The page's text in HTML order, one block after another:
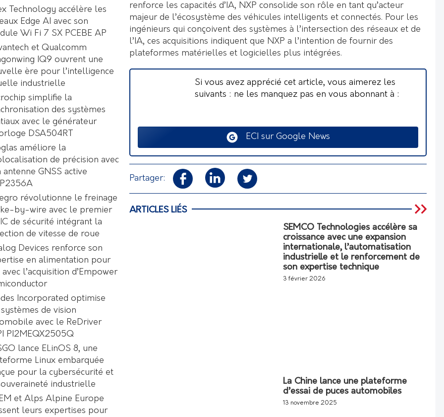
renforce les capacités d’IA, NXP consolide son rôle en tant qu’acteur
majeur de l’écosystème des véhicules intelligents et connectés. Pour les
ingénieurs qui conçoivent des systèmes à l’intersection des réseaux et de
l’IA, ces acquisitions indiquent que NXP a l’intention de fournir des
plateformes matérielles et logicielles plus intégrées.
Si vous avez apprécié cet article, vous aimerez les
suivants : ne les manquez pas en vous abonnant à :
ECI sur Google News
Partager:
ARTICLES LIÉS
SEMCO Technologies accélère sa
croissance avec une expansion
internationale, l’automatisation
industrielle et le renforcement de
son expertise technique
3 février 2026
La Chine lance une plateforme
d’essai de puces automobiles
13 novembre 2025
Technology accélère les
Edge AI avec son
Wi Fi 7 SX PCEBE AP
et Qualcomm
IQ9 ouvrent une
ère pour l’intelligence
industrielle
simplifie la
des systèmes
avec le générateur
DSA504RT
améliore la
de précision avec
antenne GNSS active
révolutionne le freinage
by-wire avec le premier
de sécurité intégrant la
de vitesse de roue
Devices renforce son
en alimentation pour
avec l’acquisition d’Empower
Incorporated optimise
de vision
avec le ReDriver
PI2MEQX2505Q
lance ELinOS 8, une
Linux embarquée
pour la cybersécurité et
industrielle
et Alps Alpine Europe
leurs expertises pour